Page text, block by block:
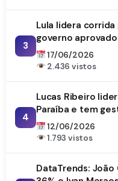
3
Lula lidera
governo
17/06/2026
2.436 vistos
4
Lucas Ribeiro
Paraíba e tem
DataTrends
12/06/2026
1.793 vistos
DataTrends: João